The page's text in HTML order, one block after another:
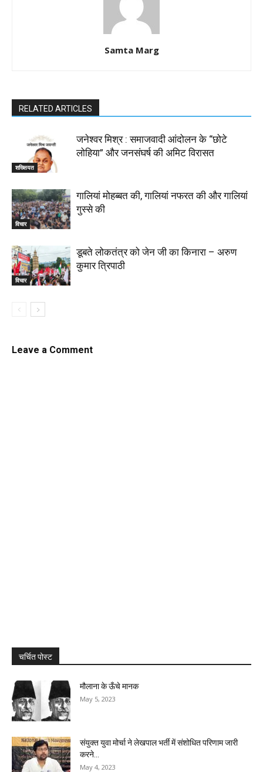
Samta Marg
RELATED ARTICLES
शख्सियत
जनेश्वर मिश्र : समाजवादी आंदोलन के “छोटे
लोहिया” और जनसंघर्ष की अमिट विरासत
विचार
गालियां मोहब्बत की, गालियां नफरत की और गालियां
गुस्से की
विचार
डूबते लोकतंत्र को जेन जी का किनारा – अरुण
कुमार त्रिपाठी
Leave a Comment
चर्चित पोस्ट
मौलाना के ऊँचे मानक
May 5, 2023
संयुक्त युवा मोर्चा ने लेखपाल भर्ती में संशोधित परिणाम जारी
करने...
May 4, 2023